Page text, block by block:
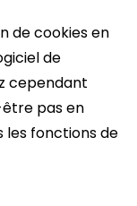
de cookies en
de
cependant
pas en
les fonctions de